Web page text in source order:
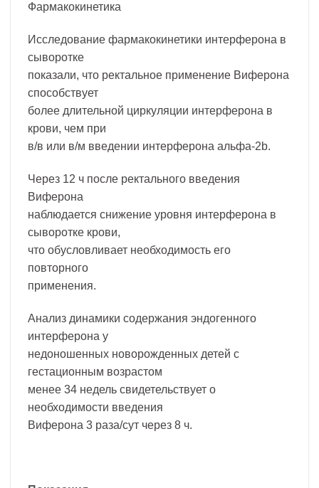
Фармакокинетика
Исследование фармакокинетики интерферона в
сыворотке
показали, что ректальное применение Виферона
способствует
более длительной циркуляции интерферона в
крови, чем при
в/в или в/м введении интерферона альфа-2b.
Через 12 ч после ректального введения
Виферона
наблюдается снижение уровня интерферона в
сыворотке крови,
что обусловливает необходимость его
повторного
применения.
Анализ динамики содержания эндогенного
интерферона у
недоношенных новорожденных детей с
гестационным возрастом
менее 34 недель свидетельствует о
необходимости введения
Виферона 3 раза/сут через 8 ч.